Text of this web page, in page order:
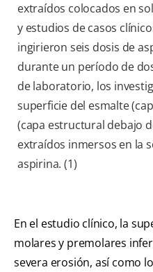
extraídos colocados en
y estudios de casos
ingirieron seis dosis de
durante un período de
de laboratorio, los
superficie del esmalte
(capa estructural debajo
extraídos inmersos en la
aspirina. (1)
En el estudio clínico, la
molares y premolares
severa erosión, así como